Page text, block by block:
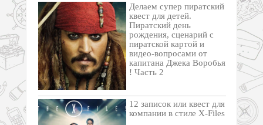
Делаем супер пиратский
квест для детей.
Пиратский день
рождения, сценарий с
пиратской картой и
видео-вопросами от
капитана Джека Воробья
! Часть 2
12 записок или квест для
компании в стиле X-Files